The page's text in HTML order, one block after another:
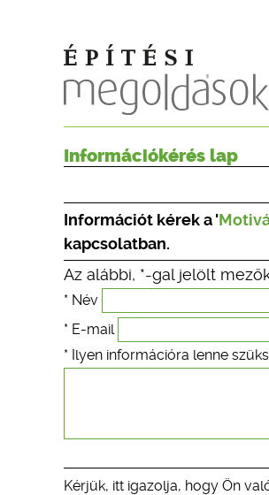
Információkérés lap
Információt kérek a '
kapcsolatban.
Az alábbi, *-gal jelölt
* Név
* E-mail
* Ilyen információra lenne
Kérjük, itt igazolja, hogy Ön